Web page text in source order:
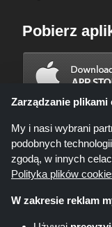
Pobierz
Zarządzanie plikami
My i nasi wybrani
podobnych
zgodą, w innych
Polityka plików
W zakresie reklam